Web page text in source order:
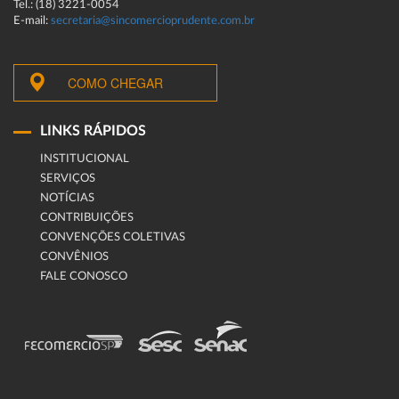
Tel.: (18) 3221-0054
E-mail: secretaria@sincomercioprudente.com.br
COMO CHEGAR
LINKS RÁPIDOS
INSTITUCIONAL
SERVIÇOS
NOTÍCIAS
CONTRIBUIÇÕES
CONVENÇÕES COLETIVAS
CONVÊNIOS
FALE CONOSCO